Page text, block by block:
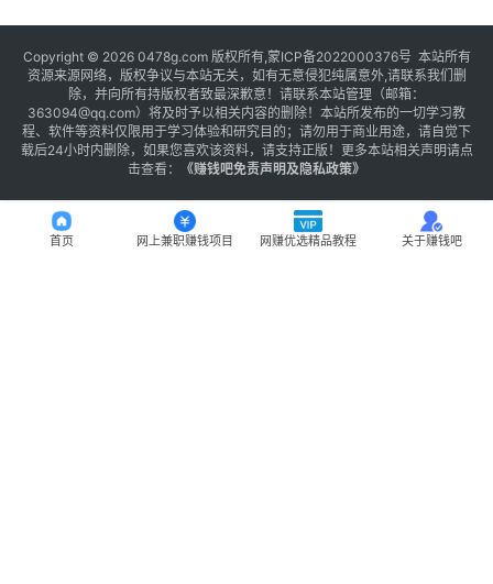
Copyright © 2026 0478g.com 版权所有,蒙ICP备2022000376号 本站所有
资源来源网络，版权争议与本站无关，如有无意侵犯纯属意外,请联系我们删
除，并向所有持版权者致最深歉意！请联系本站管理（邮箱：
363094@qq.com）将及时予以相关内容的删除！本站所发布的一切学习教
程、软件等资料仅限用于学习体验和研究目的；请勿用于商业用途，请自觉下
载后24小时内删除，如果您喜欢该资料，请支持正版！更多本站相关声明请点
击查看：
《赚钱吧免责声明及隐私政策》
首页 网上兼职赚钱项目 网赚优选精品教程 关于赚钱吧